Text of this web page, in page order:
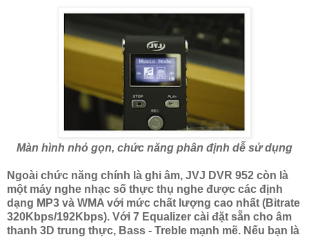
Màn hình nhỏ gọn, chức năng phân định dễ sử dụng
Ngoài chức năng chính là ghi âm, JVJ DVR 952 còn là
một máy nghe nhạc số thực thụ nghe được các định
dạng MP3 và WMA với mức chất lượng cao nhất (Bitrate
320Kbps/192Kbps). Với 7 Equalizer cài đặt sẵn cho âm
thanh 3D trung thực, Bass - Treble mạnh mẽ. Nếu bạn là